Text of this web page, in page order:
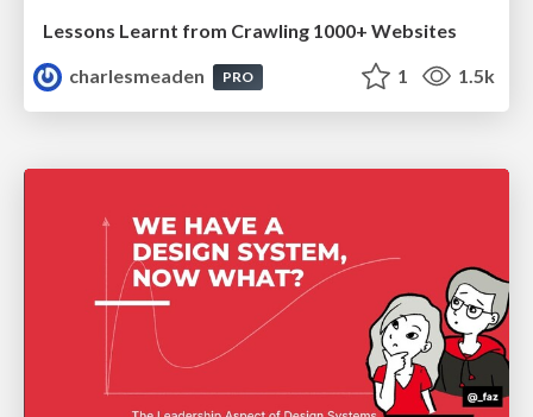
Lessons Learnt from Crawling 1000+ Websites
charlesmeaden
PRO 1 1.5k